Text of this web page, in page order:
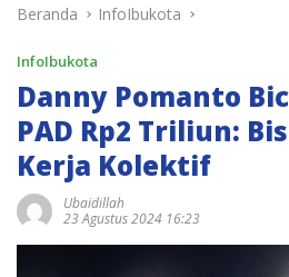
Beranda InfoIbukota
InfoIbukota
Danny Pomanto
PAD Rp2 Triliun:
Kerja Kolektif
Ubaidillah
23 Agustus 2024 16:23